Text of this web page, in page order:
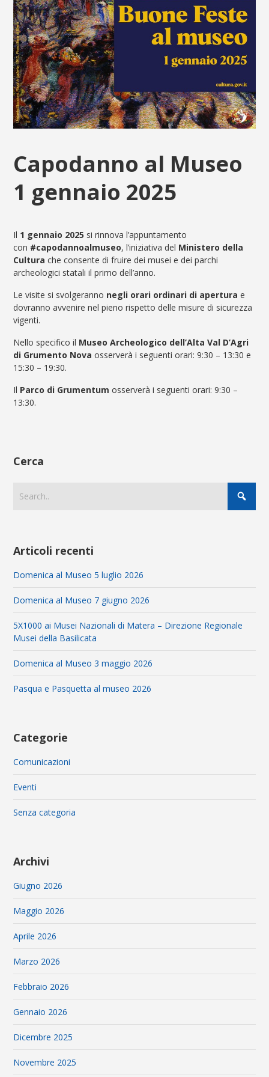
Capodanno al Museo
1 gennaio 2025
Il 1 gennaio 2025 si rinnova l’appuntamento
con #capodannoalmuseo, l’iniziativa del Ministero della
Cultura che consente di fruire dei musei e dei parchi
archeologici statali il primo dell’anno.
Le visite si svolgeranno negli orari ordinari di apertura e
dovranno avvenire nel pieno rispetto delle misure di sicurezza
vigenti.
Nello specifico il Museo Archeologico dell’Alta Val D’Agri
di Grumento Nova osserverà i seguenti orari: 9:30 – 13:30 e
15:30 – 19:30.
Il Parco di Grumentum osserverà i seguenti orari: 9:30 –
13:30.
Cerca
Articoli recenti
Domenica al Museo 5 luglio 2026
Domenica al Museo 7 giugno 2026
5X1000 ai Musei Nazionali di Matera – Direzione Regionale
Musei della Basilicata
Domenica al Museo 3 maggio 2026
Pasqua e Pasquetta al museo 2026
Categorie
Comunicazioni
Eventi
Senza categoria
Archivi
Giugno 2026
Maggio 2026
Aprile 2026
Marzo 2026
Febbraio 2026
Gennaio 2026
Dicembre 2025
Novembre 2025